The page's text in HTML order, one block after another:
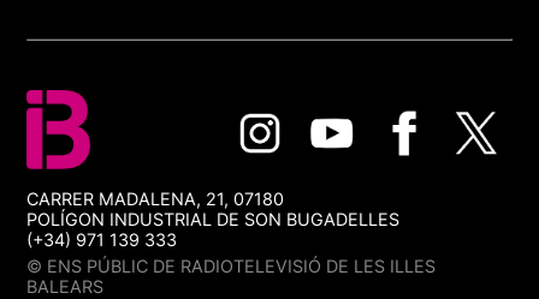
CARRER MADALENA, 21, 07180
POLÍGON INDUSTRIAL DE SON BUGADELLES
(+34) 971 139 333
© ENS PÚBLIC DE RADIOTELEVISIÓ DE LES ILLES
BALEARS